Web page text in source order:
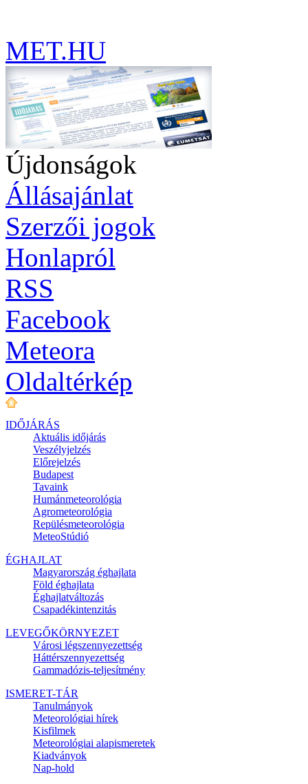
MET.HU
Újdonságok
Állásajánlat
Szerzői jogok
Honlapról
RSS
Facebook
Meteora
Oldaltérkép
IDŐJÁRÁS
Aktuális időjárás
Veszélyjelzés
Előrejelzés
Budapest
Tavaink
Humánmeteorológia
Agrometeorológia
Repülésmeteorológia
MeteoStúdió
ÉGHAJLAT
Magyarország éghajlata
Föld éghajlata
Éghajlatváltozás
Csapadékintenzitás
LEVEGŐKÖRNYEZET
Városi légszennyezettség
Háttérszennyezettség
Gammadózis-teljesítmény
ISMERET-TÁR
Tanulmányok
Meteorológiai hírek
Kisfilmek
Meteorológiai alapismeretek
Kiadványok
Nap-hold